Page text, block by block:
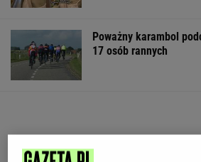
Poważny karambol
17 osób rannych